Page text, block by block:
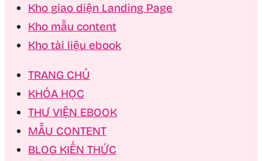
Kho giao diện Landing Page
Kho mẫu content
Kho tài liệu ebook
TRANG CHỦ
KHÓA HỌC
THƯ VIỆN EBOOK
MẪU CONTENT
BLOG KIẾN THỨC